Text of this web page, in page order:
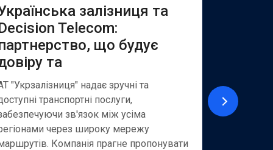
залізниця та
Telecom:
що будує
та
"Укрзалізниця" надає зручні та
транспортні послуги,
зв'язок між усіма
через широку мережу
Компанія прагне пропонувати
надає
як для